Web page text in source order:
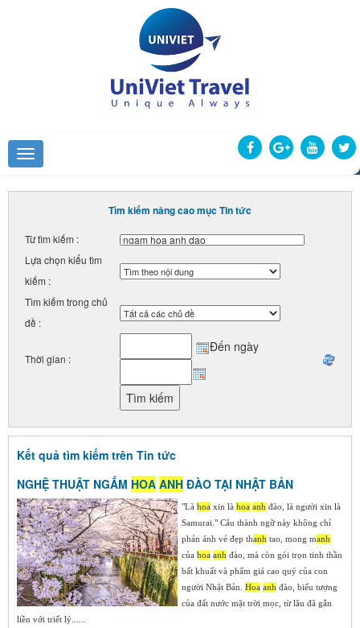
Tìm kiếm nâng cao mục Tin tức
Từ tìm kiếm :
Lựa chọn kiểu tìm
kiếm :
Tìm kiếm trong chủ
đề :
Thời gian :
Đến ngày
Kết quả tìm kiếm trên Tin tức
NGHỆ THUẬT NGẮM HOA ANH ĐÀO TẠI NHẬT BẢN
"Là hoa xin là hoa anh đào, là người xin là
Samurai." Câu thành ngữ này không chỉ
phản ánh vẻ đẹp thanh tao, mong manh
của hoa anh đào, mà còn gói trọn tinh thần
bất khuất và phẩm giá cao quý của con
người Nhật Bản. Hoa anh đào, biểu tượng
của đất nước mặt trời mọc, từ lâu đã gắn
liền với triết lý......